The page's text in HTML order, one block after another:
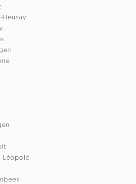
Heusay
Léopold